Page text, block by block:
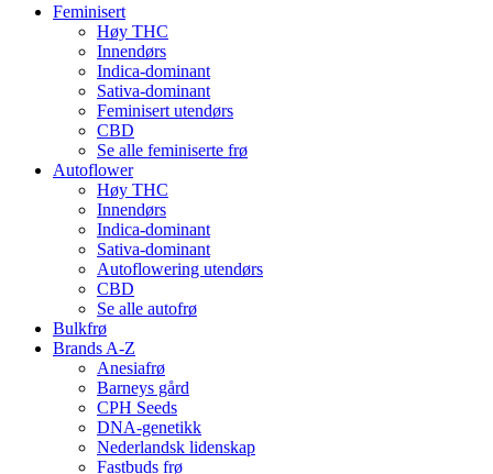
Feminisert
Høy THC
Innendørs
Indica-dominant
Sativa-dominant
Feminisert utendørs
CBD
Se alle feminiserte frø
Autoflower
Høy THC
Innendørs
Indica-dominant
Sativa-dominant
Autoflowering utendørs
CBD
Se alle autofrø
Bulkfrø
Brands A-Z
Anesiafrø
Barneys gård
CPH Seeds
DNA-genetikk
Nederlandsk lidenskap
Fastbuds frø